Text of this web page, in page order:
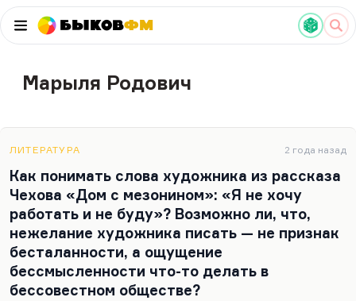
БыковФМ
Марыля Родович
ЛИТЕРАТУРА 2 года назад
Как понимать слова художника из рассказа
Чехова «Дом с мезонином»: «Я не хочу
работать и не буду»? Возможно ли, что,
нежелание художника писать — не признак
бесталанности, а ощущение
бессмысленности что-то делать в
бессовестном обществе?